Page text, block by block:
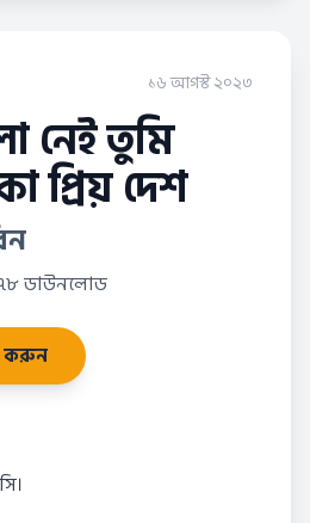
১৬ আগস্ট ২০২৩
নেই তুমি
প্রিয় দেশ
ডাউনলোড
করুন